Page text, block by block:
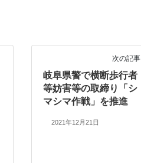
次の記事
岐阜県警で横断歩行者
等妨害等の取締り「シ
マシマ作戦」を推進
2021年12月21日